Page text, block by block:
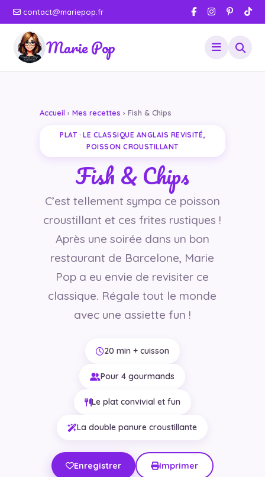
contact@mariepop.fr
Marie Pop
Accueil › Mes recettes › Fish & Chips
PLAT · LE CLASSIQUE ANGLAIS REVISITÉ,
POISSON CROUSTILLANT
Fish & Chips
C’est tellement sympa ce poisson
croustillant et ces frites rustiques !
Après une soirée dans un bon
restaurant de Barcelone, Marie
Pop a eu envie de revisiter ce
classique. Régale tout le monde
avec une assiette fun !
20 min + cuisson
Pour 4 gourmands
Le plat convivial et fun
La double panure croustillante
Enregistrer Imprimer